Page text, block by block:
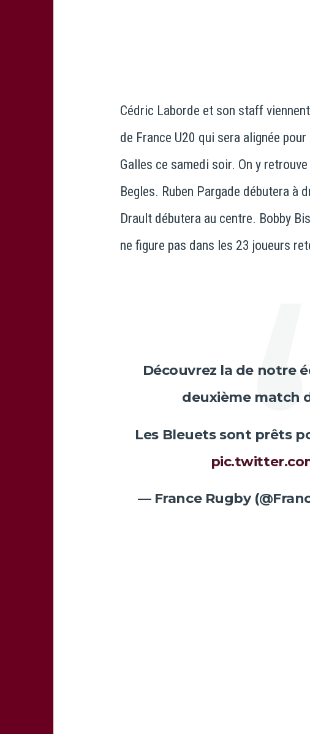
Cédric Laborde et son staff
de France U20 qui sera alignée
Galles ce samedi soir. On y
Begles. Ruben Pargade débutera à
Drault débutera au centre. Bobby
ne figure pas dans les 23 joueurs
Découvrez la de notre
deuxième match
Les Bleuets sont prêts
— France Rugby